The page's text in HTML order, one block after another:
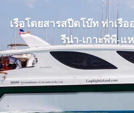
เรือโดยสารสปีดโบ๊ท ท่าเรื
รีน่า-เกาะพีพี-แ